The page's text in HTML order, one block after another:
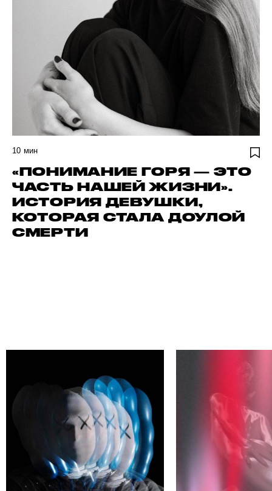
10 мин
«ПОНИМАНИЕ ГОРЯ — ЭТО
ЧАСТЬ НАШЕЙ ЖИЗНИ».
ИСТОРИЯ ДЕВУШКИ,
КОТОРАЯ СТАЛА ДОУЛОЙ
СМЕРТИ